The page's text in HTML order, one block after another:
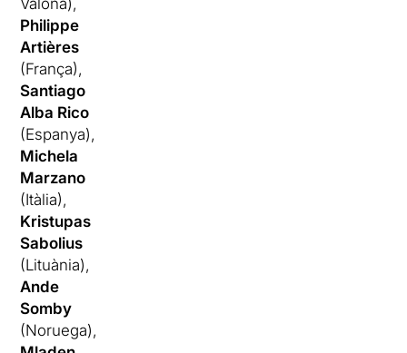
Philippe
Artières
(França),
Santiago
Alba Rico
(Espanya),
Michela
Marzano
(Itàlia),
Kristupas
Sabolius
(Lituània),
Ande
Somby
(Noruega),